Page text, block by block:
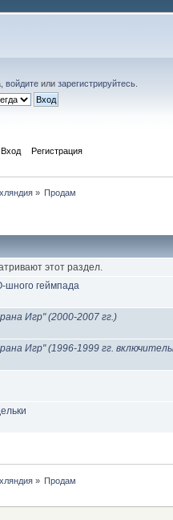
войдитеили зарегистрируйтесь.
Вход Регистрация
» Продам
этот раздел.
шного геймпада
Игр" (2000-2007 гг.)
Игр" (1996-1999 гг.
» Продам